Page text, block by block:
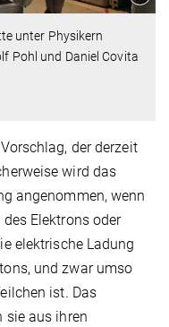
unter Physikern
Pohl und Daniel Covita
der derzeit
wird das
angenommen, wenn
Elektrons oder
elektrische Ladung
und zwar umso
ist. Das
sie aus ihren